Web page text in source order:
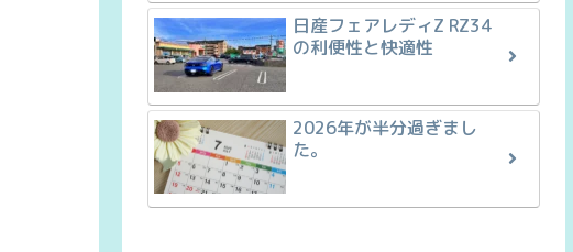
日産フェアレディZ RZ34
の利便性と快適性
2026年が半分過ぎまし
た。